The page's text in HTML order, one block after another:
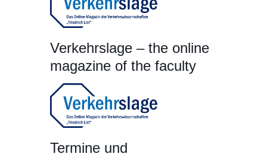
Verkehrslage – the online
magazine of the faculty
Termine und